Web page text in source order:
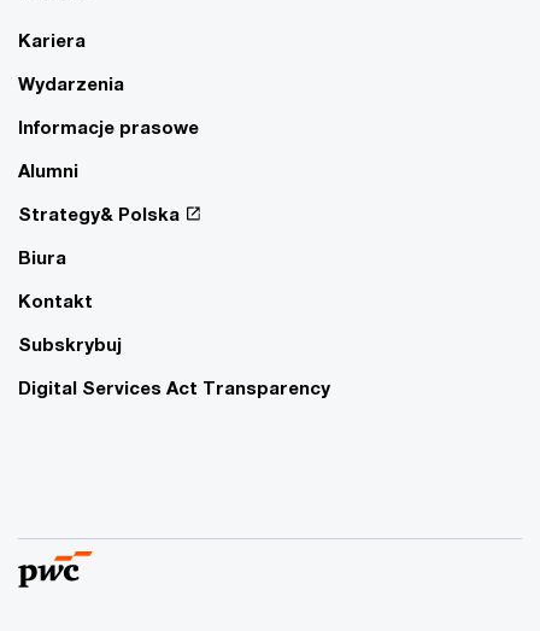
Kariera
Wydarzenia
Informacje prasowe
Alumni
Strategy& Polska
Biura
Kontakt
Subskrybuj
Digital Services Act Transparency